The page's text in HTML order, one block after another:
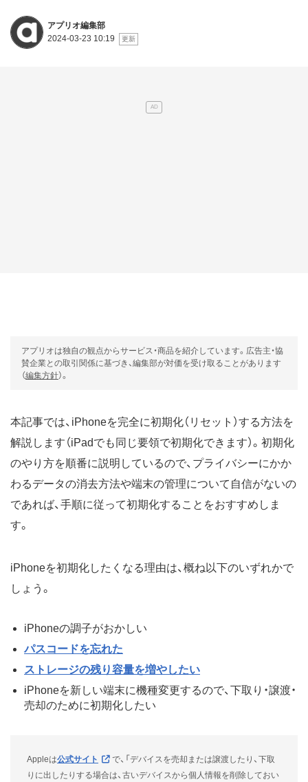
アプリオ編集部
2024-03-23 10:19
アプリオは独自の観点からサービス・商品を紹介しています。広告主・協
賛企業との取引関係に基づき、編集部が対価を受け取ることがあります
（編集方針）。
本記事では、iPhoneを完全に初期化（リセット）する方法を
解説します（iPadでも同じ要領で初期化できます）。初期化
のやり方を順番に説明しているので、プライバシーにかか
わるデータの消去方法や端末の管理について自信がないの
であれば、手順に従って初期化することをおすすめしま
す。
iPhoneを初期化したくなる理由は、概ね以下のいずれかで
しょう。
iPhoneの調子がおかしい
パスコードを忘れた
ストレージの残り容量を増やしたい
iPhoneを新しい端末に機種変更するので、下取り・譲渡・
売却のために初期化したい
Appleは公式サイト
で、「デバイスを売却または譲渡したり、下取
りに出したりする場合は、古いデバイスから個人情報を削除しておい